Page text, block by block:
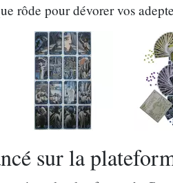
rôde pour dévorer vos
sur la